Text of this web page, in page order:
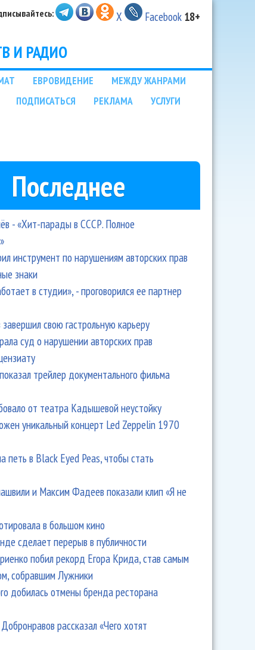
X Facebook 18+
И РАДИО
ЕВРОВИДЕНИЕ
МЕЖДУ ЖАНРАМИ
ПОДПИСАТЬСЯ РЕКЛАМА
УСЛУГИ
Последнее
- «Хит-парады в СССР. Полное
инструмент по нарушениям авторских прав
знаки
в студии», - проговорился ее партнер
свою гастрольную карьеру
суд о нарушении авторских прав
трейлер документального фильма
от театра Кадышевой неустойку
уникальный концерт Led Zeppelin 1970
петь в Black Eyed Peas, чтобы стать
и Максим Фадеев показали клип «Я не
в большом кино
сделает перерыв в публичности
побил рекорд Егора Крида, став самым
собравшим Лужники
добилась отмены бренда ресторана
рассказал «Чего хотят